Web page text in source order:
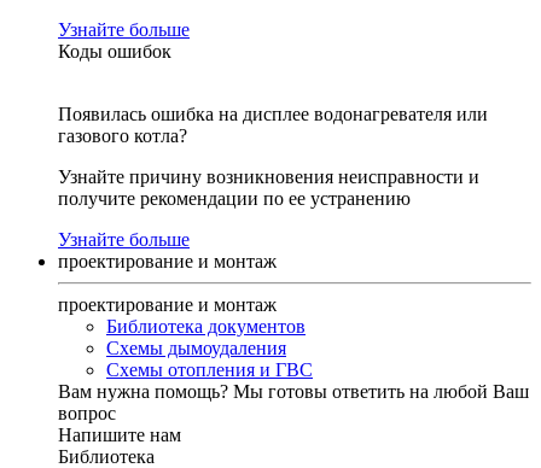
Узнайте больше
Коды ошибок
Появилась ошибка на дисплее водонагревателя или
газового котла?
Узнайте причину возникновения неисправности и
получите рекомендации по ее устранению
Узнайте больше
проектирование и монтаж
проектирование и монтаж
Библиотека документов
Схемы дымоудаления
Схемы отопления и ГВС
Вам нужна помощь? Мы готовы ответить на любой Ваш
вопрос
Напишите нам
Библиотека